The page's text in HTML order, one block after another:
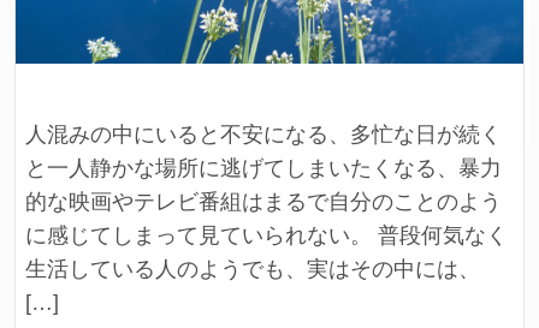
人混みの中にいると不安になる、多忙な日が続く
と一人静かな場所に逃げてしまいたくなる、暴力
的な映画やテレビ番組はまるで自分のことのよう
に感じてしまって見ていられない。 普段何気なく
生活している人のようでも、実はその中には、
[…]